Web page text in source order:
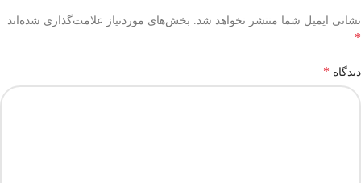
نشانی ایمیل شما منتشر نخواهد شد. بخش‌های موردنیاز علامت‌گذاری شده‌اند
*
دیدگاه *